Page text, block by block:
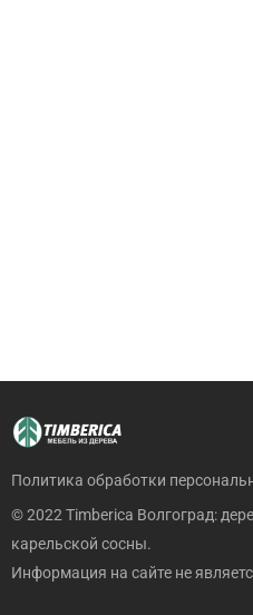
Политика обработки
© 2022 Timberica Волгоград:
карельской сосны.
Информация на сайте не